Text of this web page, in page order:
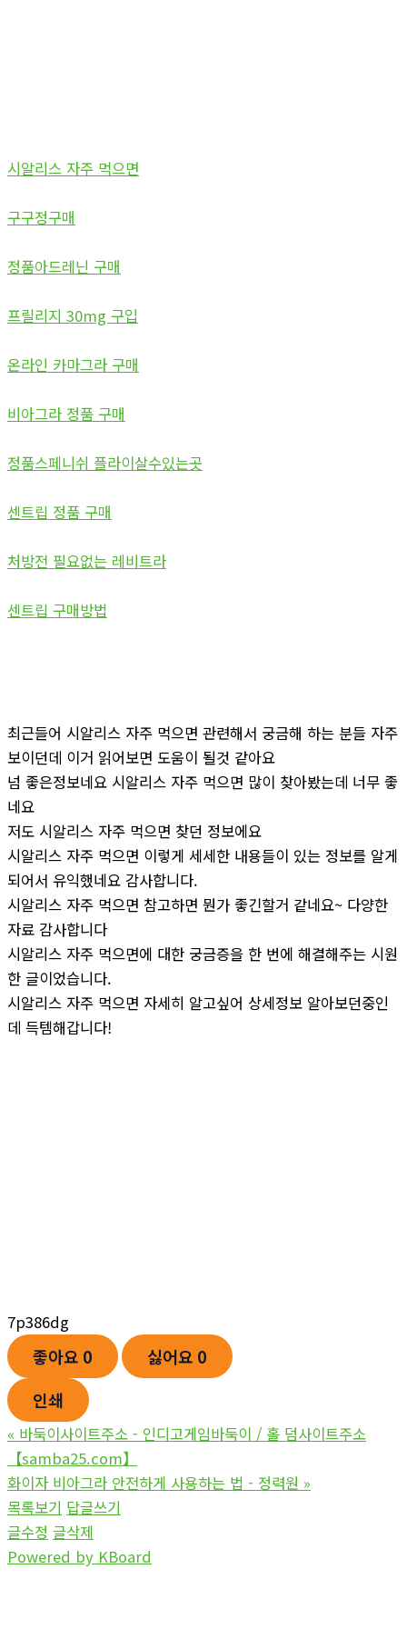
시알리스 자주 먹으면
구구정구매
정품아드레닌 구매
프릴리지 30mg 구입
온라인 카마그라 구매
비아그라 정품 구매
정품스페니쉬 플라이살수있는곳
센트립 정품 구매
처방전 필요없는 레비트라
센트립 구매방법
최근들어 시알리스 자주 먹으면 관련해서 궁금해 하는 분들 자주
보이던데 이거 읽어보면 도움이 될것 같아요
넘 좋은정보네요 시알리스 자주 먹으면 많이 찾아봤는데 너무 좋
네요
저도 시알리스 자주 먹으면 찾던 정보에요
시알리스 자주 먹으면 이렇게 세세한 내용들이 있는 정보를 알게
되어서 유익했네요 감사합니다.
시알리스 자주 먹으면 참고하면 뭔가 좋긴할거 같네요~ 다양한
자료 감사합니다
시알리스 자주 먹으면에 대한 궁금증을 한 번에 해결해주는 시원
한 글이었습니다.
시알리스 자주 먹으면 자세히 알고싶어 상세정보 알아보던중인
데 득템해갑니다!
7p386dg
좋아요 0 싫어요 0
인쇄
« 바둑이사이트주소 - 인디고게임바둑이 / 홀 덤사이트주소
【samba25.com】
화이자 비아그라 안전하게 사용하는 법 - 정력원 »
목록보기 답글쓰기
글수정 글삭제
Powered by KBoard